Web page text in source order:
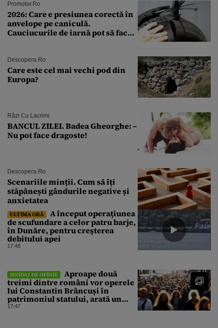
Promotor.ro
2026: Care e presiunea corectă în
anvelope pe caniculă.
Cauciucurile de iarnă pot să facă
Descopera.ro
Care este cel mai vechi pod din
Europa?
Râzi Cu Lacrimi
BANCUL ZILEI. Badea Gheorghe: –
Nu pot face dragoste!
Descopera.ro
Scenariile minții. Cum să îți
stăpânești gândurile negative și
anxietatea
ULTIMA ORĂ
A început operaţiunea
de scufundare a celor patru barje,
în Dunăre, pentru creşterea
debitului apei
17:48
SONDAJ DE OPINIE
Aproape două
treimi dintre români vor operele
lui Constantin Brâncuși în
patrimoniul statului, arată un
sondaj
17:47